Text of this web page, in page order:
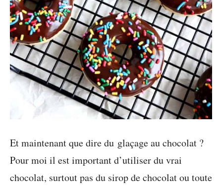
Et maintenant que dire du glaçage au chocolat ?
Pour moi il est important d’utiliser du vrai
chocolat, surtout pas du sirop de chocolat ou toute